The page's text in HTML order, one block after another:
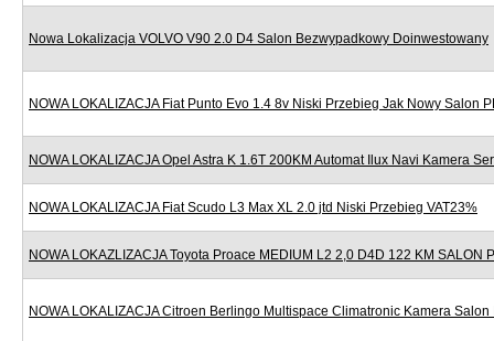
Nowa Lokalizacja VOLVO V90 2.0 D4 Salon Bezwypadkowy Doinwestowany
NOWA LOKALIZACJA Fiat Punto Evo 1.4 8v Niski Przebieg Jak Nowy Salon
NOWA LOKALIZACJA Opel Astra K 1.6T 200KM Automat Ilux Navi Kamera
NOWA LOKALIZACJA Fiat Scudo L3 Max XL 2.0 jtd Niski Przebieg VAT23%
NOWA LOKAZLIZACJA Toyota Proace MEDIUM L2 2,0 D4D 122 KM SALON
NOWA LOKALIZACJA Citroen Berlingo Multispace Climatronic Kamera Salon